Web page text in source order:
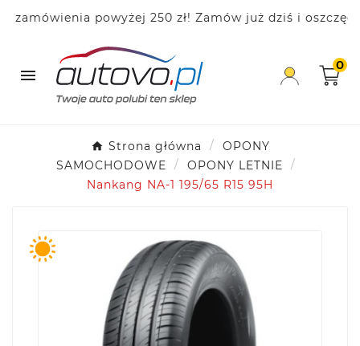
powyżej 250 zł! Zamów już dziś i oszczędzaj!

0
Strona główna
OPONY
SAMOCHODOWE
OPONY LETNIE
Nankang NA-1 195/65 R15 95H